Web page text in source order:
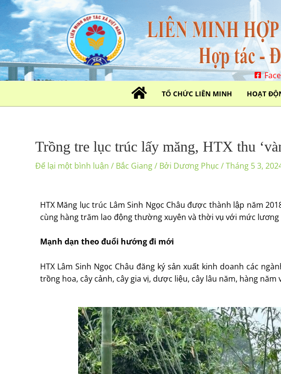
Nhảy
tới
dung
TỔ CHỨC LIÊN MINH HOẠT
Trồng tre lục trúc lấy măng, HTX thu
Để lại một bình luận / Bắc Giang/ Bởi Dương Phục /Tháng 5 3,
HTX Măng lục trúc Lâm Sinh Ngọc Châu được thành lập năm
cùng hàng trăm lao động thường xuyên và thời vụ với mức
Mạnh dạn theo đuổi hướng đi mới
HTX Lâm Sinh Ngọc Châu đăng ký sản xuất kinh doanh các
trồng hoa, cây cảnh, cây gia vị, dược liệu, cây lâu năm, hàng